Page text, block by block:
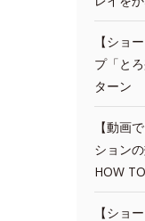
【ショ
プ「と
ターン
【動画
ション
HOW
【ショ